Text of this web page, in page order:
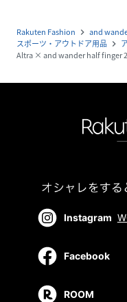
Rakuten Fashion navigate_next and
スポーツ・アウトドア用品 navigate_next
Altra × and wander half finger
Instagram
Facebook
ROOM